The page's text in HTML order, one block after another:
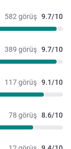
582 görüş 9.7/10
389 görüş 9.7/10
117 görüş 9.1/10
78 görüş 8.6/10